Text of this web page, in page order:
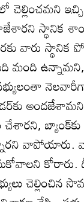
చెల్లించమని
స్థానిక
వారు స్థానిక
మంది ఉన్నామని,
అందజేశామని
కోరారు.
చెల్లించిన